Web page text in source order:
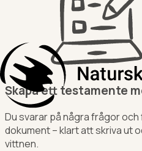
Skapa ett testamente
Du svarar på några frågor
dokument – klart att skriva ut
vittnen.